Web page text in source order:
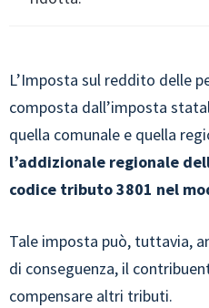
L’Imposta sul reddito delle
composta dall’imposta
quella comunale e quella
l’addizionale regionale
codice tributo 3801 nel
Tale imposta può, tuttavia,
di conseguenza, il
compensare altri tributi.